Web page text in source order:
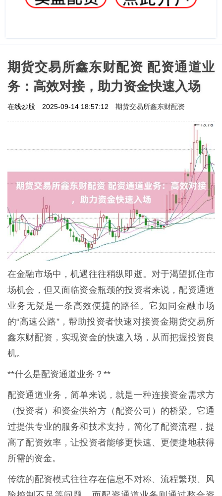
期货交易所鑫东财配资 配资通道业
务：高效对接，助力资金快速入场
在线炒股 2025-09-14 18:57:12 期货交易所鑫东财配资
在金融市场中，机遇往往稍纵即逝。对于渴望抓住市
场机会，但又面临资金瓶颈的投资者来说，配资通道
业务无疑是一条高效便捷的路径。它如同金融市场
的“高速公路”，帮助投资者快速对接资金期货交易所
鑫东财配资，实现资金的快速入场，从而把握投资良
机。
**什么是配资通道业务？**
配资通道业务，简单来说，就是一种连接资金需求方
（投资者）和资金供给方（配资公司）的桥梁。它通
过提供专业的服务和技术支持，简化了配资流程，提
高了配资效率，让投资者能够更快速、更便捷地获得
所需的资金。
传统的配资模式往往存在信息不对称、流程繁琐、风